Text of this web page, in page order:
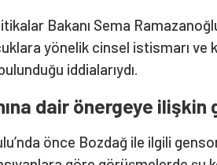
Bakanı Sema
yönelik cinsel istismarı ve
iddialarıydı.
dair önergeye ilişkin
önce Bozdağ ile ilgili